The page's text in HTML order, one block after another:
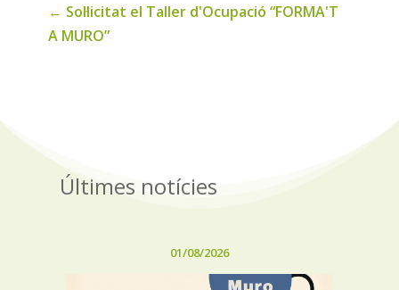
← Sol·licitat el Taller d'Ocupació “FORMA'T
A MURO”
Últimes notícies
01/08/2026